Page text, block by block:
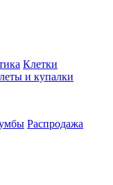
Клетки
и купалки
Распродажа